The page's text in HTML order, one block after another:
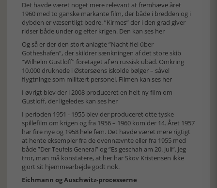
Det havde været noget mere relevant at fremhæve året
1960 med to ganske markante film, der både i bredden og i
dybden er væsentligt bedre. ”Kirmes” der i den grad giver
ridser både under og efter krigen. Den kan ses her
Og så er der den stort anlagte ”Nacht fiel über
Gotheshafen”, der skildrer sænkningen af det store skib
”Wilhelm Gustloff” foretaget af en russisk ubåd. Omkring
10.000 druknede i Østersøens iskolde bølger – såvel
flygtninge som militært personel. Filmen kan ses her
I øvrigt blev der i 2008 produceret en helt ny film om
Gustloff, der ligeledes kan ses her
I perioden 1951 - 1955 blev der produceret otte tyske
spillefilm om krigen og fra 1956 – 1960 kom der 14. Året 1957
har fire nye og 1958 hele fem. Det havde været mere rigtigt
at hente eksempler fra de ovennævnte eller fra 1955 med
både ”Der Teufels General” og ”Es geschah am 20. juli”. Jeg
tror, man må konstatere, at her har Skov Kristensen ikke
gjort sit hjemmearbejde godt nok.
Eichmann og Auschwitz-processerne